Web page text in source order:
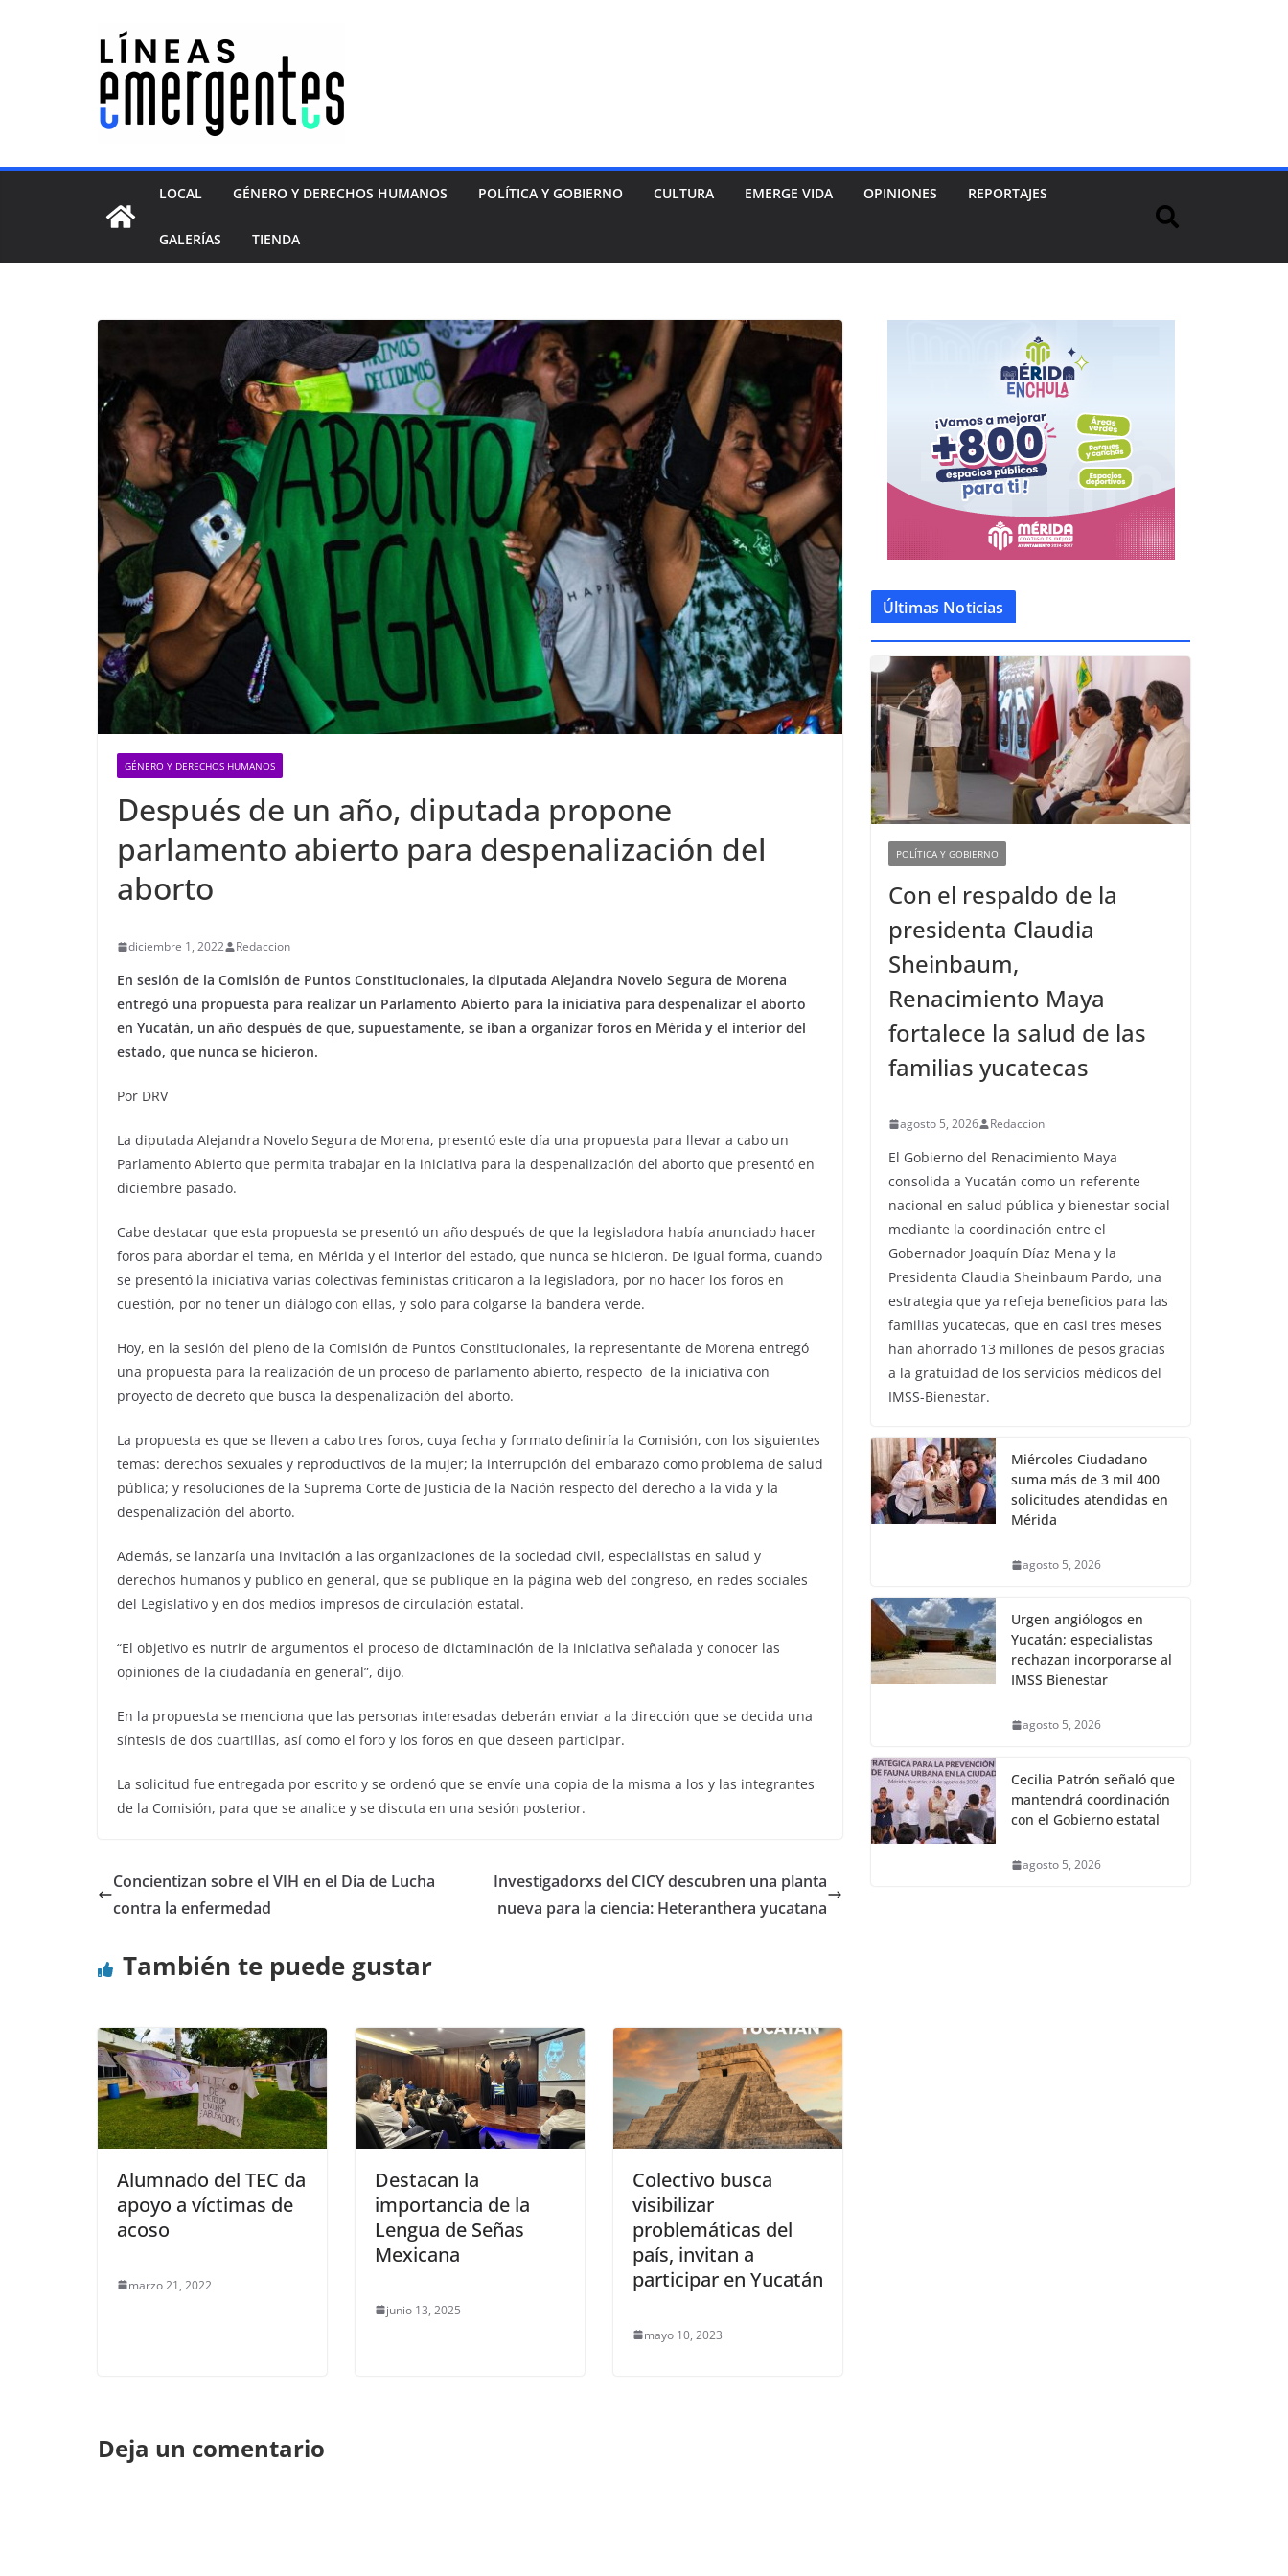
LOCAL GÉNERO Y DERECHOS HUMANOS POLÍTICA Y GOBIERNO CULTURA EMERGE VIDA OPINIONES REPORTAJES
GALERÍAS TIENDA
GÉNERO Y DERECHOS HUMANOS
Después de un año, diputada propone
parlamento abierto para despenalización del
aborto
diciembre 1, 2022 Redaccion
En sesión de la Comisión de Puntos Constitucionales, la diputada Alejandra Novelo Segura de Morena
entregó una propuesta para realizar un Parlamento Abierto para la iniciativa para despenalizar el aborto
en Yucatán, un año después de que, supuestamente, se iban a organizar foros en Mérida y el interior del
estado, que nunca se hicieron.
Por DRV
La diputada Alejandra Novelo Segura de Morena, presentó este día una propuesta para llevar a cabo un
Parlamento Abierto que permita trabajar en la iniciativa para la despenalización del aborto que presentó en
diciembre pasado.
Cabe destacar que esta propuesta se presentó un año después de que la legisladora había anunciado hacer
foros para abordar el tema, en Mérida y el interior del estado, que nunca se hicieron. De igual forma, cuando
se presentó la iniciativa varias colectivas feministas criticaron a la legisladora, por no hacer los foros en
cuestión, por no tener un diálogo con ellas, y solo para colgarse la bandera verde.
Hoy, en la sesión del pleno de la Comisión de Puntos Constitucionales, la representante de Morena entregó
una propuesta para la realización de un proceso de parlamento abierto, respecto de la iniciativa con
proyecto de decreto que busca la despenalización del aborto.
La propuesta es que se lleven a cabo tres foros, cuya fecha y formato definiría la Comisión, con los siguientes
temas: derechos sexuales y reproductivos de la mujer; la interrupción del embarazo como problema de salud
pública; y resoluciones de la Suprema Corte de Justicia de la Nación respecto del derecho a la vida y la
despenalización del aborto.
Además, se lanzaría una invitación a las organizaciones de la sociedad civil, especialistas en salud y
derechos humanos y publico en general, que se publique en la página web del congreso, en redes sociales
del Legislativo y en dos medios impresos de circulación estatal.
“El objetivo es nutrir de argumentos el proceso de dictaminación de la iniciativa señalada y conocer las
opiniones de la ciudadanía en general”, dijo.
En la propuesta se menciona que las personas interesadas deberán enviar a la dirección que se decida una
síntesis de dos cuartillas, así como el foro y los foros en que deseen participar.
La solicitud fue entregada por escrito y se ordenó que se envíe una copia de la misma a los y las integrantes
de la Comisión, para que se analice y se discuta en una sesión posterior.
Concientizan sobre el VIH en el Día de Lucha
contra la enfermedad
Investigadorxs del CICY descubren una planta
nueva para la ciencia: Heteranthera yucatana
También te puede gustar
Alumnado del TEC da
apoyo a víctimas de
acoso
marzo 21, 2022
Destacan la
importancia de la
Lengua de Señas
Mexicana
junio 13, 2025
Colectivo busca
visibilizar
problemáticas del
país, invitan a
participar en Yucatán
mayo 10, 2023
Deja un comentario
Últimas Noticias
POLÍTICA Y GOBIERNO
Con el respaldo de la
presidenta Claudia
Sheinbaum,
Renacimiento Maya
fortalece la salud de las
familias yucatecas
agosto 5, 2026 Redaccion
El Gobierno del Renacimiento Maya
consolida a Yucatán como un referente
nacional en salud pública y bienestar social
mediante la coordinación entre el
Gobernador Joaquín Díaz Mena y la
Presidenta Claudia Sheinbaum Pardo, una
estrategia que ya refleja beneficios para las
familias yucatecas, que en casi tres meses
han ahorrado 13 millones de pesos gracias
a la gratuidad de los servicios médicos del
IMSS-Bienestar.
Miércoles Ciudadano
suma más de 3 mil 400
solicitudes atendidas en
Mérida
agosto 5, 2026
Urgen angiólogos en
Yucatán; especialistas
rechazan incorporarse al
IMSS Bienestar
agosto 5, 2026
Cecilia Patrón señaló que
mantendrá coordinación
con el Gobierno estatal
agosto 5, 2026